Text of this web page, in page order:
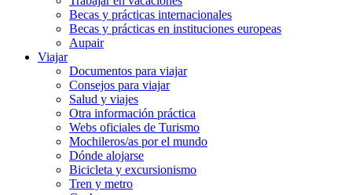
Becas y prácticas internacionales
Becas y prácticas en instituciones europeas
Aupair
Viajar
Documentos para viajar
Consejos para viajar
Salud y viajes
Otra información práctica
Webs oficiales de Turismo
Mochileros/as por el mundo
Dónde alojarse
Bicicleta y excursionismo
Tren y metro